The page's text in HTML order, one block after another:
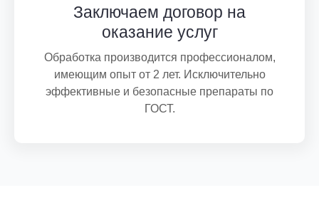
Заключаем договор на
оказание услуг
Обработка производится профессионалом,
имеющим опыт от 2 лет. Исключительно
эффективные и безопасные препараты по
ГОСТ.